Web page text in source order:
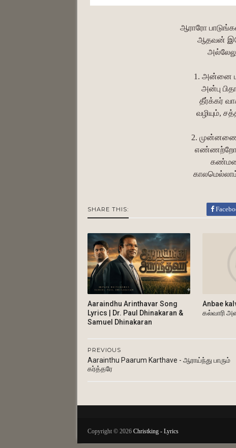
ஆராரோ
ஆதவன்
1. அன்னை
அன்பு
தீர்க்கர்
வழியும்,
2.
எண்ணற்றோர்
காலமெல்லாம்
SHARE THIS:
Aaraindhu Arinthavar Song
Lyrics | Dr. Paul Dhinakaran &
Samuel Dhinakaran
Anbae
கல்வாரி
PREVIOUS
Aarainthu Paarum Karthave - ஆராய்ந்து பாரும்
கர்த்தரே
Copyright © 2026 Christking - Lyrics